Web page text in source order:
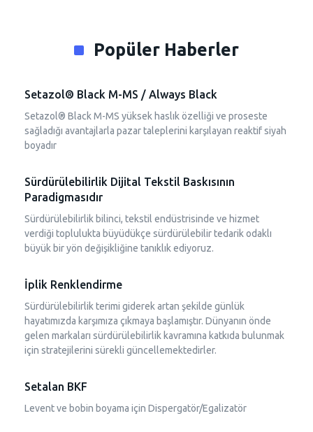
Popüler Haberler
Setazol® Black M-MS / Always Black
Setazol® Black M-MS yüksek haslık özelliği ve proseste
sağladığı avantajlarla pazar taleplerini karşılayan reaktif siyah
boyadır
Sürdürülebilirlik Dijital Tekstil Baskısının
Paradigmasıdır
Sürdürülebilirlik bilinci, tekstil endüstrisinde ve hizmet
verdiği toplulukta büyüdükçe sürdürülebilir tedarik odaklı
büyük bir yön değişikliğine tanıklık ediyoruz.
İplik Renklendirme
Sürdürülebilirlik terimi giderek artan şekilde günlük
hayatımızda karşımıza çıkmaya başlamıştır. Dünyanın önde
gelen markaları sürdürülebilirlik kavramına katkıda bulunmak
için stratejilerini sürekli güncellemektedirler.
Setalan BKF
Levent ve bobin boyama için Dispergatör/Egalizatör